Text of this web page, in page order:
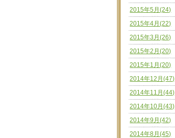
2015年5月(24)
2015年4月(22)
2015年3月(26)
2015年2月(20)
2015年1月(20)
2014年12月(47)
2014年11月(44)
2014年10月(43)
2014年9月(42)
2014年8月(45)